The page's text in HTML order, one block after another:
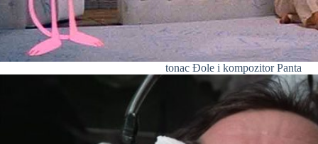
tonac Đole i kompozitor Panta